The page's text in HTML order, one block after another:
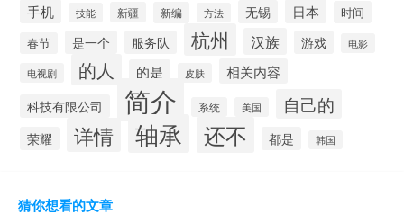
手机 技能 新疆 新编 方法 无锡 日本 时间
春节 是一个 服务队 杭州 汉族 游戏 电影
电视剧 的人 的是 皮肤 相关内容
科技有限公司 简介 系统 美国 自己的
荣耀 详情 轴承 还不 都是 韩国
猜你想看的文章